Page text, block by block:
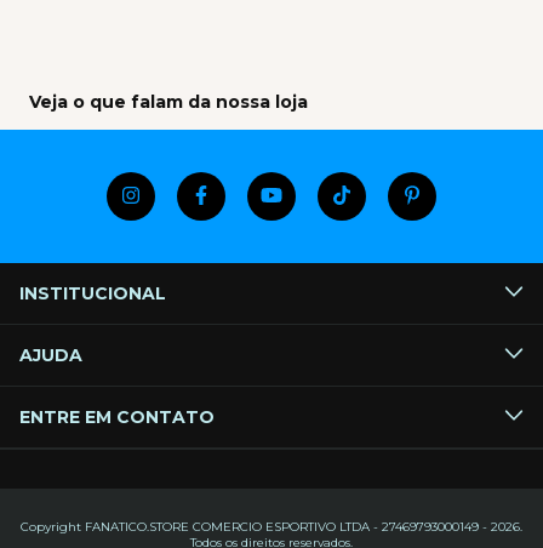
Veja o que falam da nossa loja
INSTITUCIONAL
AJUDA
ENTRE EM CONTATO
Copyright FANATICO.STORE COMERCIO ESPORTIVO LTDA - 27469793000149 - 2026.
Todos os direitos reservados.